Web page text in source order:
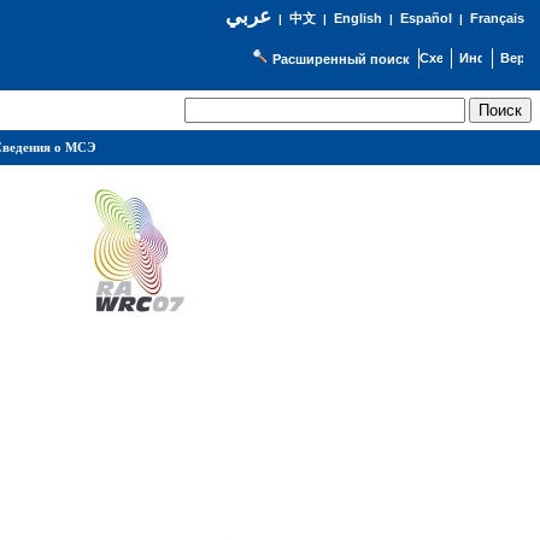
عربي| 中文| English | Español | Français
Расширенный поиск
о МСЭ